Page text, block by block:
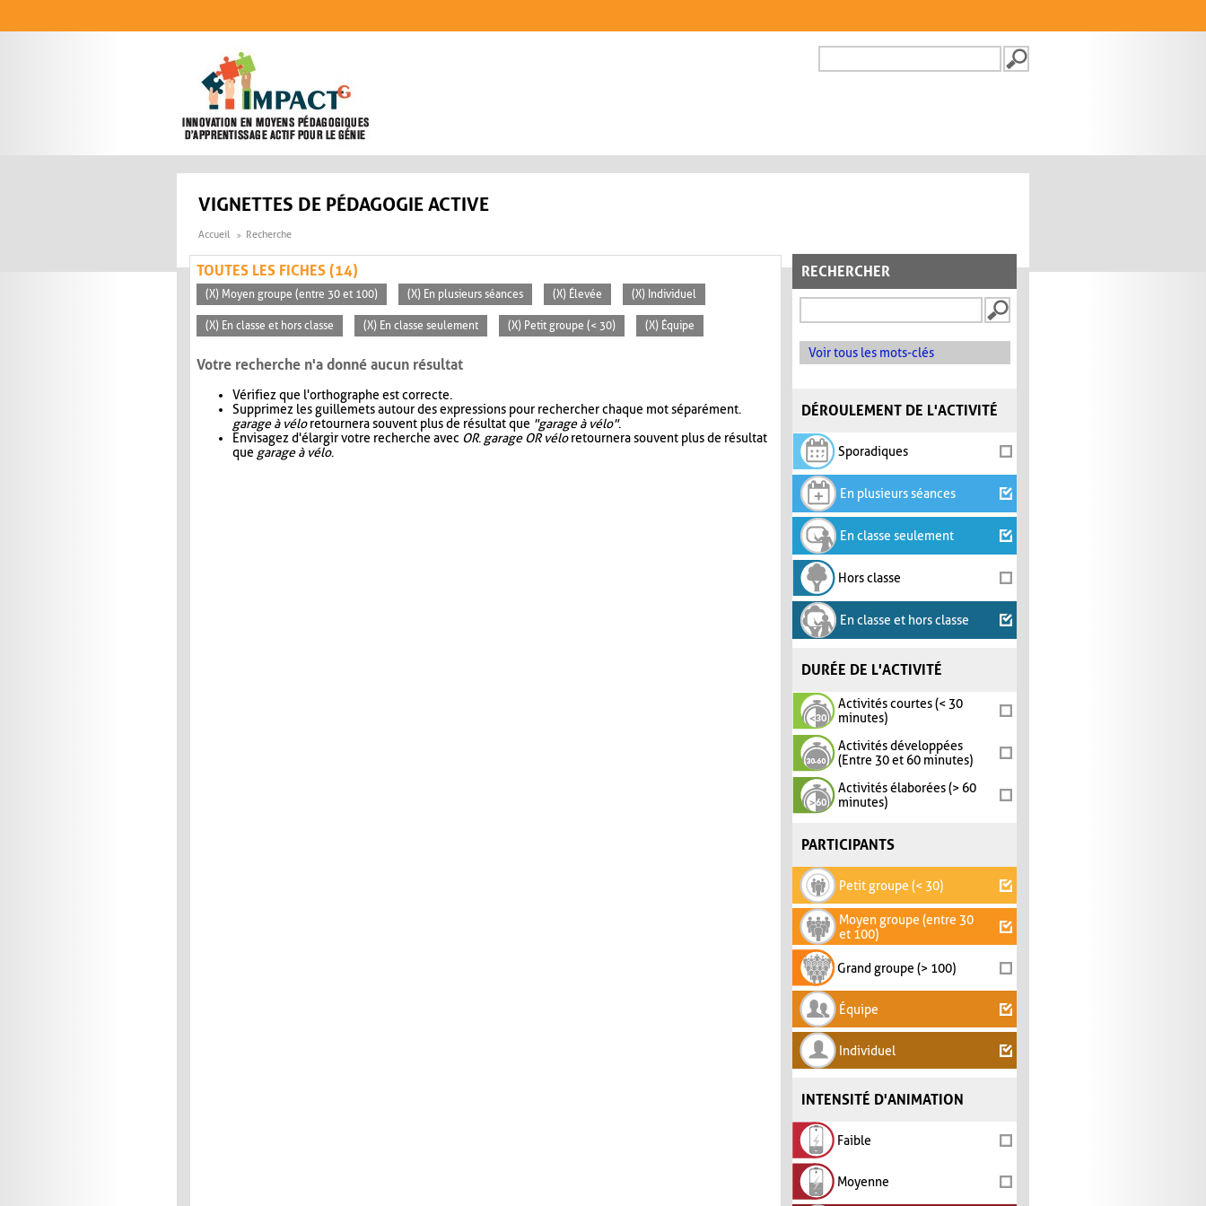
FORMULAIRE DE
VIGNETTES DE PÉDAGOGIE ACTIVE
Accueil Recherche
RECHERCHER
Voir tous les mots-clés
DÉROULEMENT DE L'ACTIVITÉ
Sporadiques
En plusieurs séances
En classe seulement
Hors classe
En classe et hors classe
DURÉE DE L'ACTIVITÉ
Activités courtes (< 30
minutes)
Activités développées
(Entre 30 et 60 minutes)
Activités élaborées (> 60
minutes)
PARTICIPANTS
Petit groupe (< 30)
Moyen groupe (entre 30
et 100)
Grand groupe (> 100)
Équipe
Individuel
INTENSITÉ D'ANIMATION
Faible
Moyenne
TOUTES LES FICHES (14)
(X) Moyen groupe (entre 30 et 100) (X) En plusieurs séances (X) Élevée (X) Individuel
(X) En classe et hors classe (X) En classe seulement (X) Petit groupe (< 30) (X) Équipe
Votre recherche n'a donné aucun résultat
Vérifiez que l'orthographe est correcte.
Supprimez les guillemets autour des expressions pour rechercher chaque mot séparément.
garage à véloretournera souvent plus de résultat que "garage à vélo".
Envisagez d'élargir votre recherche avec OR. garage OR véloretournera souvent plus de résultat
que garage à vélo.